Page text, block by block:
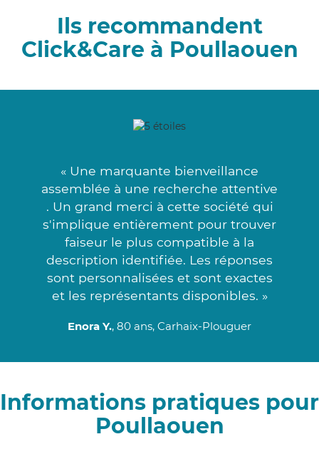
Ils recommandent
Click&Care à Poullaouen
« Une marquante bienveillance
assemblée à une recherche attentive
. Un grand merci à cette société qui
s'implique entièrement pour trouver
faiseur le plus compatible à la
description identifiée. Les réponses
sont personnalisées et sont exactes
et les représentants disponibles. »
Enora Y., 80 ans, Carhaix-Plouguer
Informations pratiques pour
Poullaouen